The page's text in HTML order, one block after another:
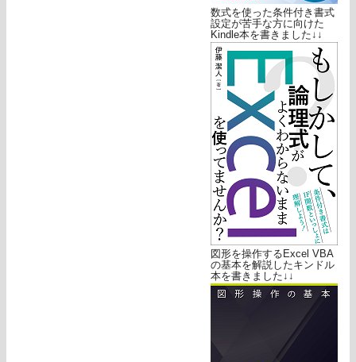
数式を使った条件付き書式
設定が苦手な方に向けた
Kindle本を書きました↓↓
図形を操作するExcel VBA
の基本を解説したキンドル
本を書きました↓↓